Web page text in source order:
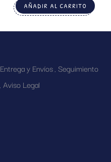
AÑADIR AL CARRITO
Entrega y Envíos Seguimiento
Aviso Legal